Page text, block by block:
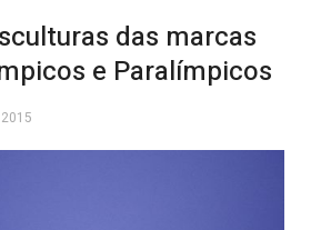
das marcas
e Paralímpicos